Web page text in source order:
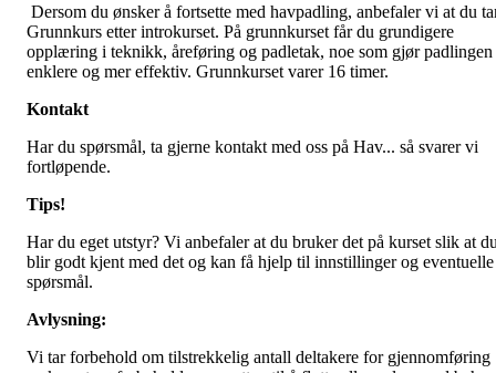
Dersom du ønsker å fortsette med havpadling, anbefaler vi at du
Grunnkurs etter introkurset. På grunnkurset får du grundigere
opplæring i teknikk, åreføring og padletak, noe som gjør padlingen
enklere og mer effektiv. Grunnkurset varer 16 timer.
Kontakt
Har du spørsmål, ta gjerne kontakt med oss på Hav... så svarer vi
fortløpende.
Tips!
Har du eget utstyr? Vi anbefaler at du bruker det på kurset slik at
blir godt kjent med det og kan få hjelp til innstillinger og eventuelle
spørsmål.
Avlysning:
Vi tar forbehold om tilstrekkelig antall deltakere for gjennomføring